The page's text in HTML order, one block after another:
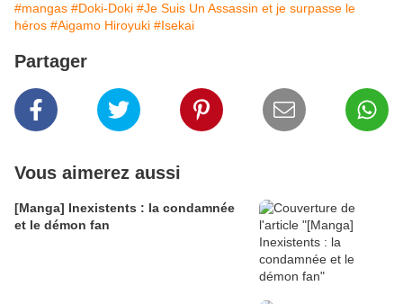
#mangas #Doki-Doki #Je Suis Un Assassin et je surpasse le
héros #Aigamo Hiroyuki #Isekai
Partager
Vous aimerez aussi
[Manga] Inexistents : la condamnée
et le démon fan